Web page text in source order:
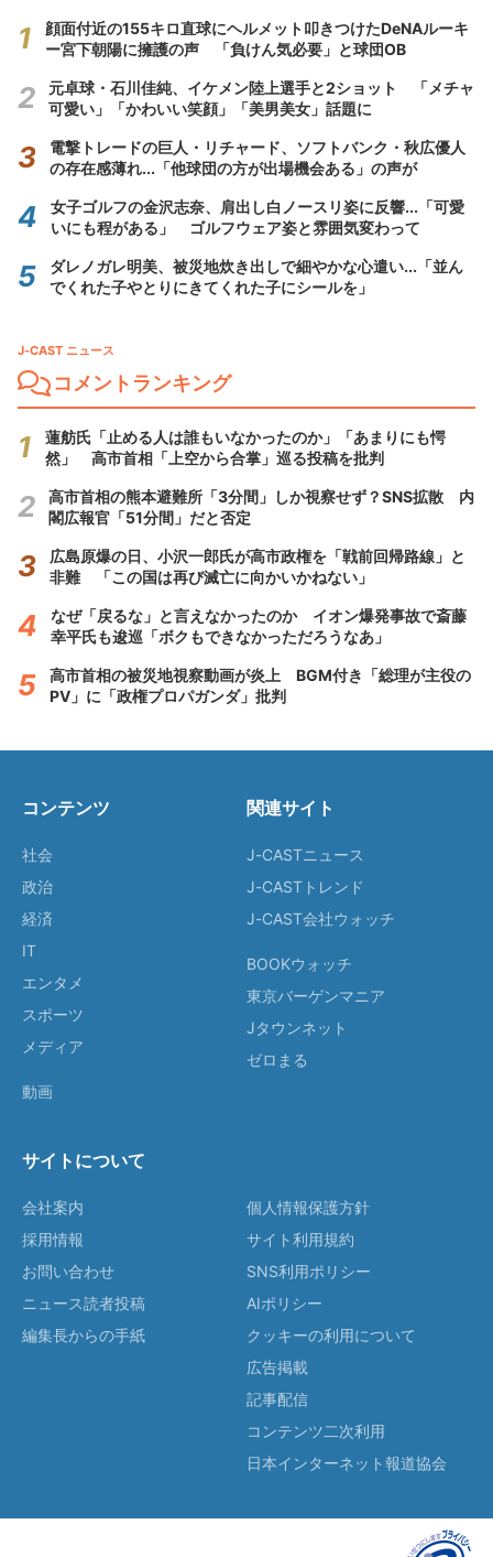
顔面付近の155キロ直球にヘルメット叩きつけたDeNAルーキ
ー宮下朝陽に擁護の声 「負けん気必要」と球団OB
元卓球・石川佳純、イケメン陸上選手と2ショット 「メチャ
可愛い」「かわいい笑顔」「美男美女」話題に
電撃トレードの巨人・リチャード、ソフトバンク・秋広優人
の存在感薄れ...「他球団の方が出場機会ある」の声が
女子ゴルフの金沢志奈、肩出し白ノースリ姿に反響...「可愛
いにも程がある」 ゴルフウェア姿と雰囲気変わって
ダレノガレ明美、被災地炊き出しで細やかな心遣い...「並ん
でくれた子やとりにきてくれた子にシールを」
J-CAST ニュース
コメントランキング
蓮舫氏「止める人は誰もいなかったのか」「あまりにも愕
然」 高市首相「上空から合掌」巡る投稿を批判
高市首相の熊本避難所「3分間」しか視察せず？SNS拡散 内
閣広報官「51分間」だと否定
広島原爆の日、小沢一郎氏が高市政権を「戦前回帰路線」と
非難 「この国は再び滅亡に向かいかねない」
なぜ「戻るな」と言えなかったのか イオン爆発事故で斎藤
幸平氏も逡巡「ボクもできなかっただろうなあ」
高市首相の被災地視察動画が炎上 BGM付き「総理が主役の
PV」に「政権プロパガンダ」批判
コンテンツ
社会
政治
経済
IT
エンタメ
スポーツ
メディア
動画
関連サイト
J-CASTニュース
J-CASTトレンド
J-CAST会社ウォッチ
BOOKウォッチ
東京バーゲンマニア
Jタウンネット
ゼロまる
サイトについて
会社案内
採用情報
お問い合わせ
ニュース読者投稿
編集長からの手紙
個人情報保護方針
サイト利用規約
SNS利用ポリシー
AIポリシー
クッキーの利用について
広告掲載
記事配信
コンテンツ二次利用
日本インターネット報道協会